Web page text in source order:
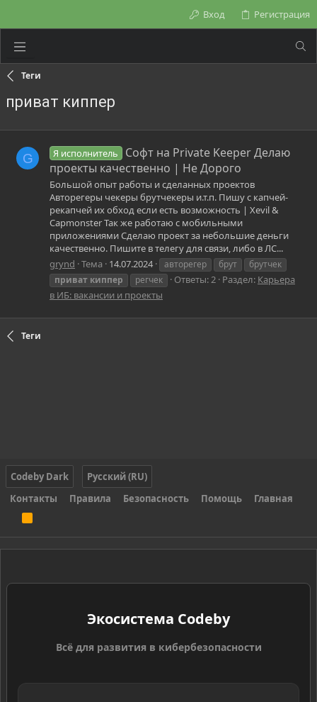
Вход Регистрация
Теги
приват киппер
G Я исполнитель
Софт на Private Keeper Делаю
проекты качественно | Не Дорого
Большой опыт работы и сделанных проектов
Авторегеры чекеры брутчекеры и.т.п. Пишу с капчей-
рекапчей их обход если есть возможность | Xevil &
Capmonster Так же работаю с мобильными
приложениями Сделаю проект за небольшие деньги
качественно. Пишите в телегу для связи, либо в ЛС...
grynd Тема 14.07.2024 авторегер брут
брутчек
приват киппер регчек Ответы: 2 Раздел: Карьера
в ИБ: вакансии и проекты
Теги
Codeby Dark
Русский (RU)
Контакты
Правила Безопасность Помощь Главная
S
Экосистема Codeby
Всё для развития в кибербезопасности